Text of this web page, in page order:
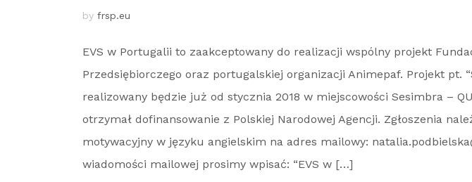
by frsp.eu
EVS w Portugalii to zaakceptowany do realizacji wspólny projekt
Przedsiębiorczego oraz portugalskiej organizacji Animepaf. Projekt pt.
realizowany będzie już od stycznia 2018 w miejscowości Sesimbra –
otrzymał dofinansowanie z Polskiej Narodowej Agencji. Zgłoszenia
motywacyjny w języku angielskim na adres mailowy:
wiadomości mailowej prosimy wpisać: “EVS w […]